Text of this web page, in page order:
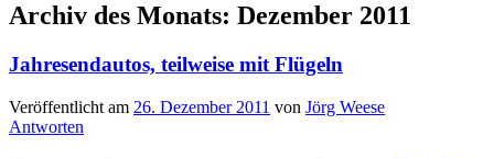
Archiv des Monats: Dezember 2011
Jahresendautos, teilweise mit Flügeln
Veröffentlicht am 26. Dezember 2011 von Jörg Weese
Antworten